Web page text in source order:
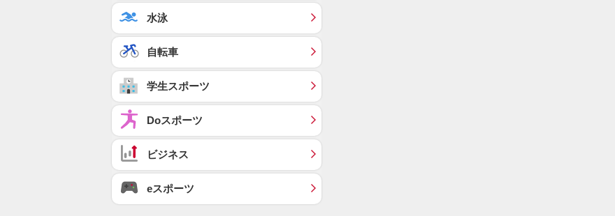
水泳
自転車
学生スポーツ
Doスポーツ
ビジネス
eスポーツ